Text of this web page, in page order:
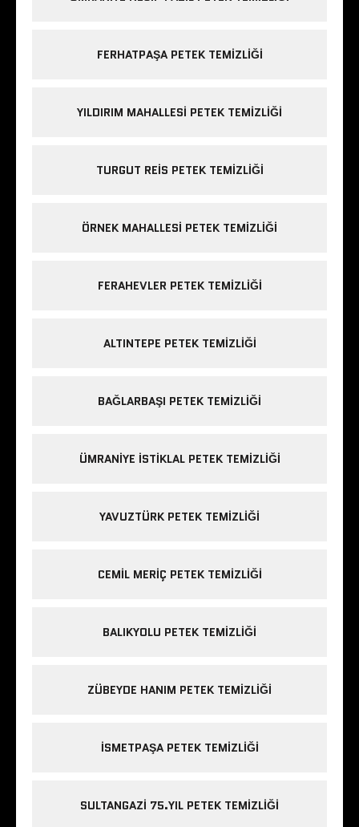
FERHATPAŞA PETEK TEMIZLIĞI
YILDIRIM MAHALLESI PETEK TEMIZLIĞI
TURGUT REIS PETEK TEMIZLIĞI
ÖRNEK MAHALLESI PETEK TEMIZLIĞI
FERAHEVLER PETEK TEMIZLIĞI
ALTINTEPE PETEK TEMIZLIĞI
BAĞLARBAŞI PETEK TEMIZLIĞI
ÜMRANIYE ISTIKLAL PETEK TEMIZLIĞI
YAVUZTÜRK PETEK TEMIZLIĞI
CEMIL MERIÇ PETEK TEMIZLIĞI
BALIKYOLU PETEK TEMIZLIĞI
ZÜBEYDE HANIM PETEK TEMIZLIĞI
ISMETPAŞA PETEK TEMIZLIĞI
SULTANGAZI 75.YIL PETEK TEMIZLIĞI